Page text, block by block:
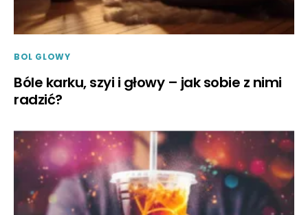
BOL GLOWY
Bóle karku, szyi i głowy – jak sobie z nimi
radzić?